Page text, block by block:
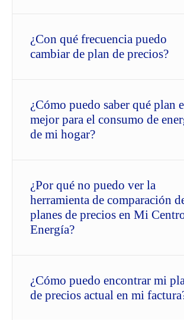
¿Con qué frecuencia puedo
cambiar de plan de precios?
¿Cómo puedo saber qué plan
mejor para el consumo de
de mi hogar?
¿Por qué no puedo ver la
herramienta de comparación
planes de precios en Mi
Energía?
¿Cómo puedo encontrar mi
de precios actual en mi